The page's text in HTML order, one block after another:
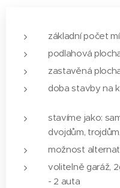
základní počet
podlahová
zastavěná
doba stavby na
stavíme jako:
dvojdům,
možnost
volitelně garáž,
- 2 auta